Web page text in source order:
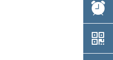
뀥
낃